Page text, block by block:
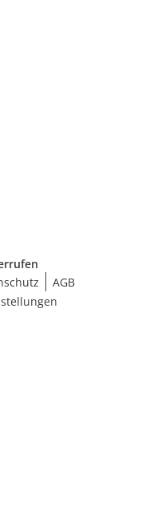
AGB